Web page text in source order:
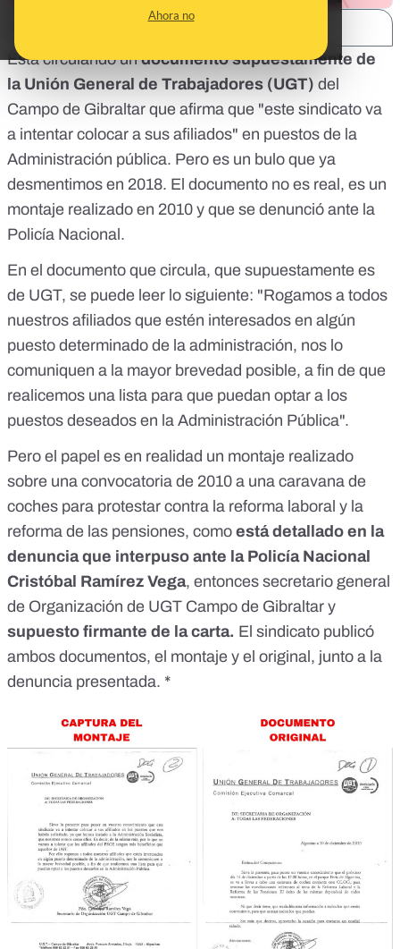
Ahora no
Está circulando undocumento supuestamente de
la Unión General de Trabajadores (UGT) del
Campo de Gibraltar que afirma que "este sindicato va
a intentar colocar a sus afiliados" en puestos de la
Administración pública. Pero es un bulo que ya
desmentimos en 2018. El documento no es real, es un
montaje realizado en 2010 y que se denunció ante la
Policía Nacional.
En el documento que circula, que supuestamente es
de UGT, se puede leer lo siguiente: "Rogamos a todos
nuestros afiliados que estén interesados en algún
puesto determinado de la administración, nos lo
comuniquen a la mayor brevedad posible, a fin de que
realicemos una lista para que puedan optar a los
puestos deseados en la Administración Pública".
Pero el papel es en realidad un montaje realizado
sobre una convocatoria de 2010 a una caravana de
coches para protestar contra la reforma laboral y la
reforma de las pensiones, como está detallado en la
denuncia que interpuso ante la Policía Nacional
Cristóbal Ramírez Vega, entonces secretario general
de Organización de UGT Campo de Gibraltar y
supuesto firmante de la carta. El sindicato publicó
ambos documentos, el montaje y el original , junto a la
denuncia presentada. *